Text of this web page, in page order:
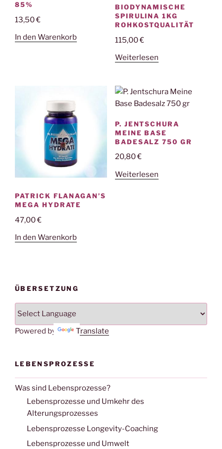
85%
13,50€
In den Warenkorb
BIODYNAMISCHE
SPIRULINA 1KG
ROHKOSTQUALITÄT
115,00€
Weiterlesen
PATRICK FLANAGAN’S
MEGA HYDRATE
47,00€
In den Warenkorb
P. JENTSCHURA
MEINE BASE
BADESALZ 750 GR
20,80€
Weiterlesen
ÜBERSETZUNG
Powered by Translate
LEBENSPROZESSE
Was sind Lebensprozesse?
Lebensprozesse und Umkehr des
Alterungsprozesses
Lebensprozesse Longevity-Coaching
Lebensprozesse und Umwelt